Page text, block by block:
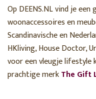
Op DEENS.NL vind je
woonaccessoires en
Scandinavische en
HKliving, House Doctor,
voor een vleugje
prachtige merkThe Gift